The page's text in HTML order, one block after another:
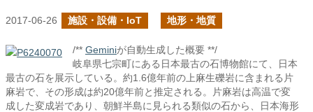
2017-06-26 施設・設備・IoT 地形・地質
/** Geminiが自動生成した概要 **/
岐阜県七宗町にある日本最古の石博物館にて、日本
最古の石を展示している。約1.6億年前の上麻生礫岩に含まれる片
麻岩で、その形成は約20億年前と推定される。片麻岩は高温で変
成した変成岩であり、朝鮮半島に見られる類似の石から、日本海形